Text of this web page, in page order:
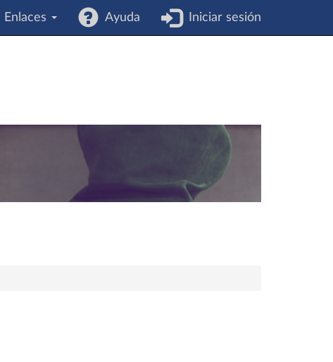
Enlaces Ayuda Iniciar sesión